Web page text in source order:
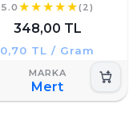
5.0 (2)
348,00 TL
0,70 TL / Gram
Mert